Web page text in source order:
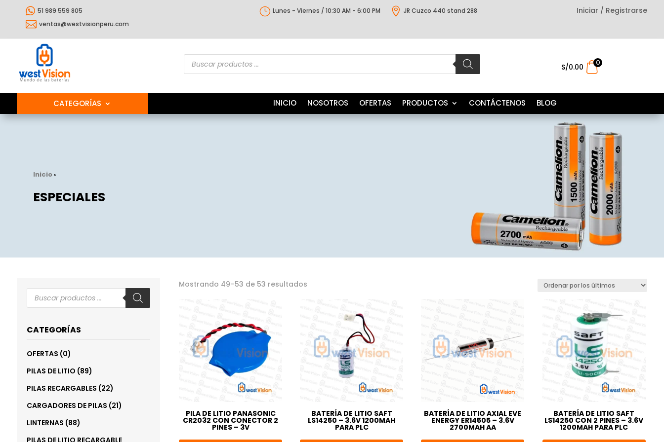
 51 989 559 805
 ventas@westvisionperu.com
} Lunes - Viernes / 10:30 AM - 6:00 PM  JR Cuzco 440 stand 288 Iniciar / Registrarse
Búsqueda
de
productos S/0.00 0
CATEGORÍAS INICIO NOSOTROS OFERTAS PRODUCTOS CONTÁCTENOS BLOG
Inicio›
ESPECIALES
Búsqueda
de
productos
CATEGORÍAS
OFERTAS 00
productos
PILAS DE LITIO 8989
productos
PILAS RECARGABLES 2222
productos
CARGADORES DE PILAS 2121
LINTERNAS 8888
productos
Mostrando 49–53 de 53 resultados
PILA DE LITIO PANASONIC
CR2032 CON CONECTOR 2
PINES – 3V
BATERÍA DE LITIO SAFT
LS14250 – 3.6V 1200MAH
PARA PLC
BATERÍA DE LITIO AXIAL EVE
ENERGY ER14505 – 3.6V
2700MAH AA
BATERÍA DE LITIO SAFT
LS14250 CON 2 PINES – 3.6V
1200MAH PARA PLC